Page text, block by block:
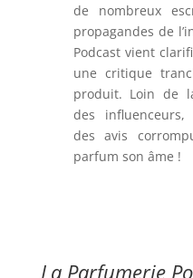
de nombreux
propagandes de
Podcast vient
une critique
produit. Loin de
des influenceurs,
des avis
parfum son âme !
La Parfumerie